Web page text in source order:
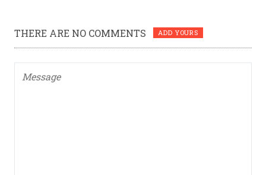
THERE ARE NO COMMENTS ADD YOURS